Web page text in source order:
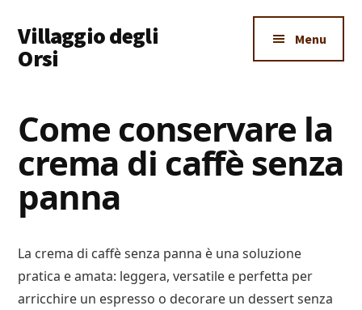
main
content
primary
sidebar
footer
menu
Villaggio degli
Orsi
Dove
Tutto
Menu
Come conservare la
crema di caffè senza
panna
La crema di caffè senza panna è una soluzione
pratica e amata: leggera, versatile e perfetta per
arricchire un espresso o decorare un dessert senza